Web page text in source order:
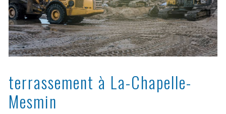
terrassement à La-Chapelle-
Mesmin